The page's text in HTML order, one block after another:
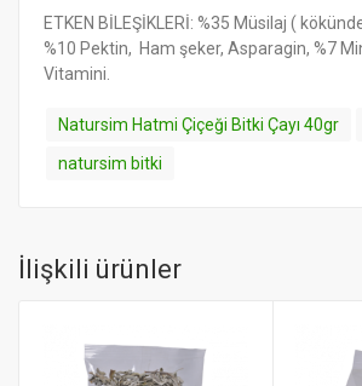
ETKEN BİLEŞİKLERİ: %35 Müsilaj (
%10 Pektin, Ham şeker, Asparagin, %7
Vitamini.
Natursim Hatmi Çiçeği Bitki Çayı 40gr
natursim bitki
İlişkili ürünler